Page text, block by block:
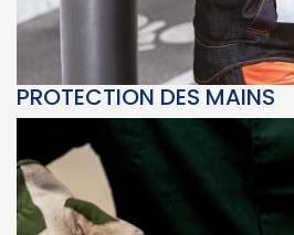
PROTECTION DES MAINS